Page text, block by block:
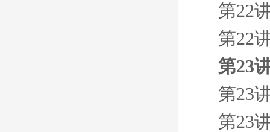
第22
第22
第23
第23
第23